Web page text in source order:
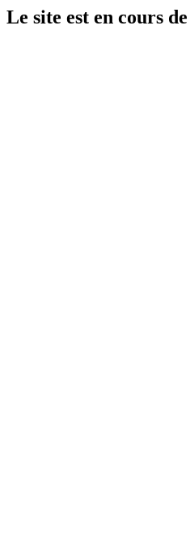
Le site est en cours